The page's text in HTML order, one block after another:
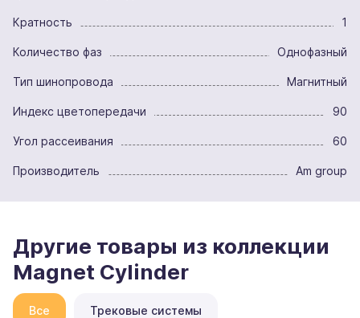
Кратность 1
Количество фаз Однофазный
Тип шинопровода Магнитный
Индекс цветопередачи 90
Угол рассеивания 60
Производитель Am group
Другие товары из коллекции
Magnet Cylinder
Все Трековые системы